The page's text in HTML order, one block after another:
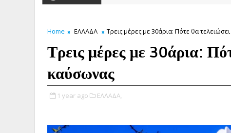
Home ΕΛΛΑΔΑ Τρεις μέρες με 30άρια: Πότε θα
Τρεις μέρες με 30άρια:
καύσωνας
1 year ago ΕΛΛΑΔΑ,